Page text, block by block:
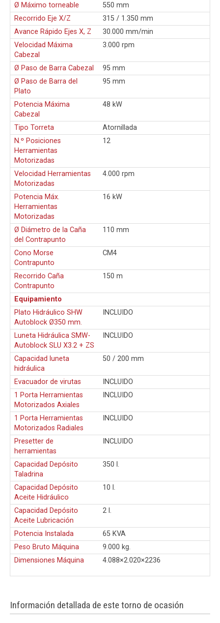
Ø Máximo torneable
550 mm
Recorrido Eje X/Z
315 / 1.350 mm
Avance Rápido Ejes X, Z
30.000 mm/min
Velocidad Máxima
Cabezal
3.000 rpm
Ø Paso de Barra Cabezal
95 mm
Ø Paso de Barra del
Plato
95 mm
Potencia Máxima
Cabezal
48 kW
Tipo Torreta
Atornillada
N.º Posiciones
Herramientas
Motorizadas
12
Velocidad Herramientas
Motorizadas
4.000 rpm
Potencia Máx.
Herramientas
Motorizadas
16 kW
Ø Diámetro de la Caña
del Contrapunto
110 mm
Cono Morse
Contrapunto
CM4
Recorrido Caña
Contrapunto
150 m
Equipamiento
Plato Hidráulico SHW
Autoblock Ø350 mm.
INCLUIDO
Luneta Hidráulica SMW-
Autoblock SLU X3.2 + ZS
INCLUIDO
Capacidad luneta
hidráulica
50 / 200 mm
Evacuador de virutas
INCLUIDO
1 Porta Herramientas
Motorizados Axiales
INCLUIDO
1 Porta Herramientas
Motorizados Radiales
INCLUIDO
Presetter de
herramientas
INCLUIDO
Capacidad Depósito
Taladrina
350 l.
Capacidad Depósito
Aceite Hidráulico
10 l.
Capacidad Depósito
Aceite Lubricación
2 l.
Potencia Instalada
65 KVA
Peso Bruto Máquina
9.000 kg.
Dimensiones Máquina
4.088×2.020×2236
Información detallada de este torno de ocasión